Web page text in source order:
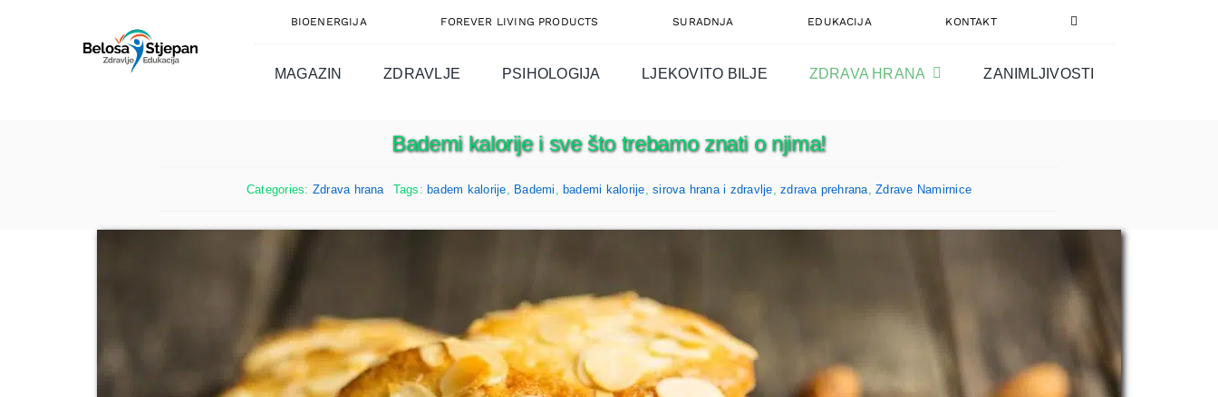
BIOENERGIJA FOREVER LIVING PRODUCTS SURADNJA EDUKACIJA KONTAKT
MAGAZIN ZDRAVLJE PSIHOLOGIJA LJEKOVITO BILJE ZDRAVA HRANA ZANIMLJIVOSTI
Bademi kalorije i sve što trebamo znati o njima!
Categories: Zdrava hrana Tags:badem kalorije Bademi bademi kalorije ,sirova hrana i zdravlje ,zdrava prehrana ,Zdrave Namirnice